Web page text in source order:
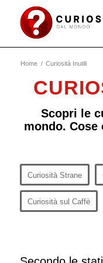
Home / Curiosità Inutili
Scopri le
mondo.
Curiosità Strane
Curiosità sul Caffè